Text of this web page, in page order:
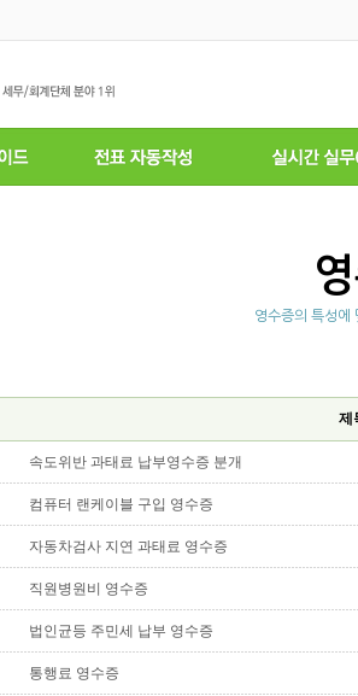
영수증의 특성에
제
속도위반 과태료 납부영수증 분개
컴퓨터 랜케이블 구입 영수증
자동차검사 지연 과태료 영수증
직원병원비 영수증
법인균등 주민세 납부 영수증
통행료 영수증